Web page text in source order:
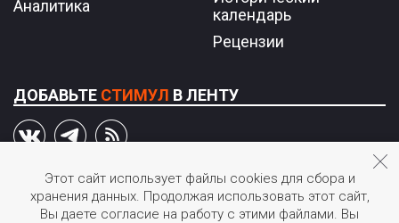
Аналитика
календарь
Рецензии
ДОБАВЬТЕ СТИМУЛ В ЛЕНТУ
© 2026 STIмул.
Журнал об инновациях в России.
Этот сайт использует файлы cookies для сбора и
хранения данных. Продолжая использовать этот сайт,
Вы даете согласие на работу с этими файлами. Вы